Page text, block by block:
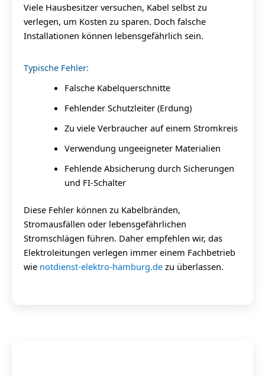
Viele Hausbesitzer versuchen, Kabel selbst zu
verlegen, um Kosten zu sparen. Doch falsche
Installationen können lebensgefährlich sein.
Typische Fehler:
Falsche Kabelquerschnitte
Fehlender Schutzleiter (Erdung)
Zu viele Verbraucher auf einem Stromkreis
Verwendung ungeeigneter Materialien
Fehlende Absicherung durch Sicherungen
und FI-Schalter
Diese Fehler können zu Kabelbränden,
Stromausfällen oder lebensgefährlichen
Stromschlägen führen. Daher empfehlen wir, das
Elektroleitungen verlegen immer einem Fachbetrieb
wie notdienst-elektro-hamburg.de zu überlassen.